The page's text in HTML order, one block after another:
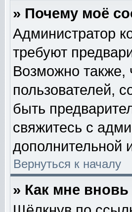
» Почему моё
Администратор
требуют
Возможно также,
пользователей,
быть
свяжитесь с
дополнительной
Вернуться к началу
» Как мне